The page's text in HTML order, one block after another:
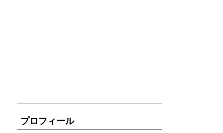
プロフィール